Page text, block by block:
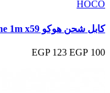
HOCO
كابل شحن هوكو iphone 1m x59
100 EGP
123 EGP